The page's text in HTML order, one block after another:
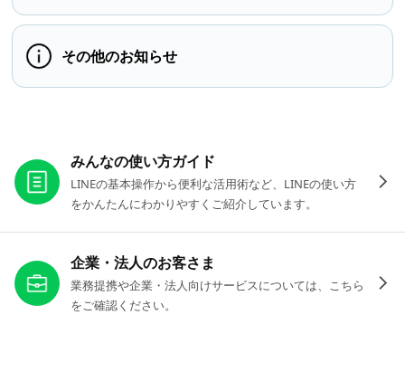
その他のお知らせ
みんなの使い方ガイド
LINEの基本操作から便利な活用術など、LINEの使い方
をかんたんにわかりやすくご紹介しています。
企業・法人のお客さま
業務提携や企業・法人向けサービスについては、こちら
をご確認ください。